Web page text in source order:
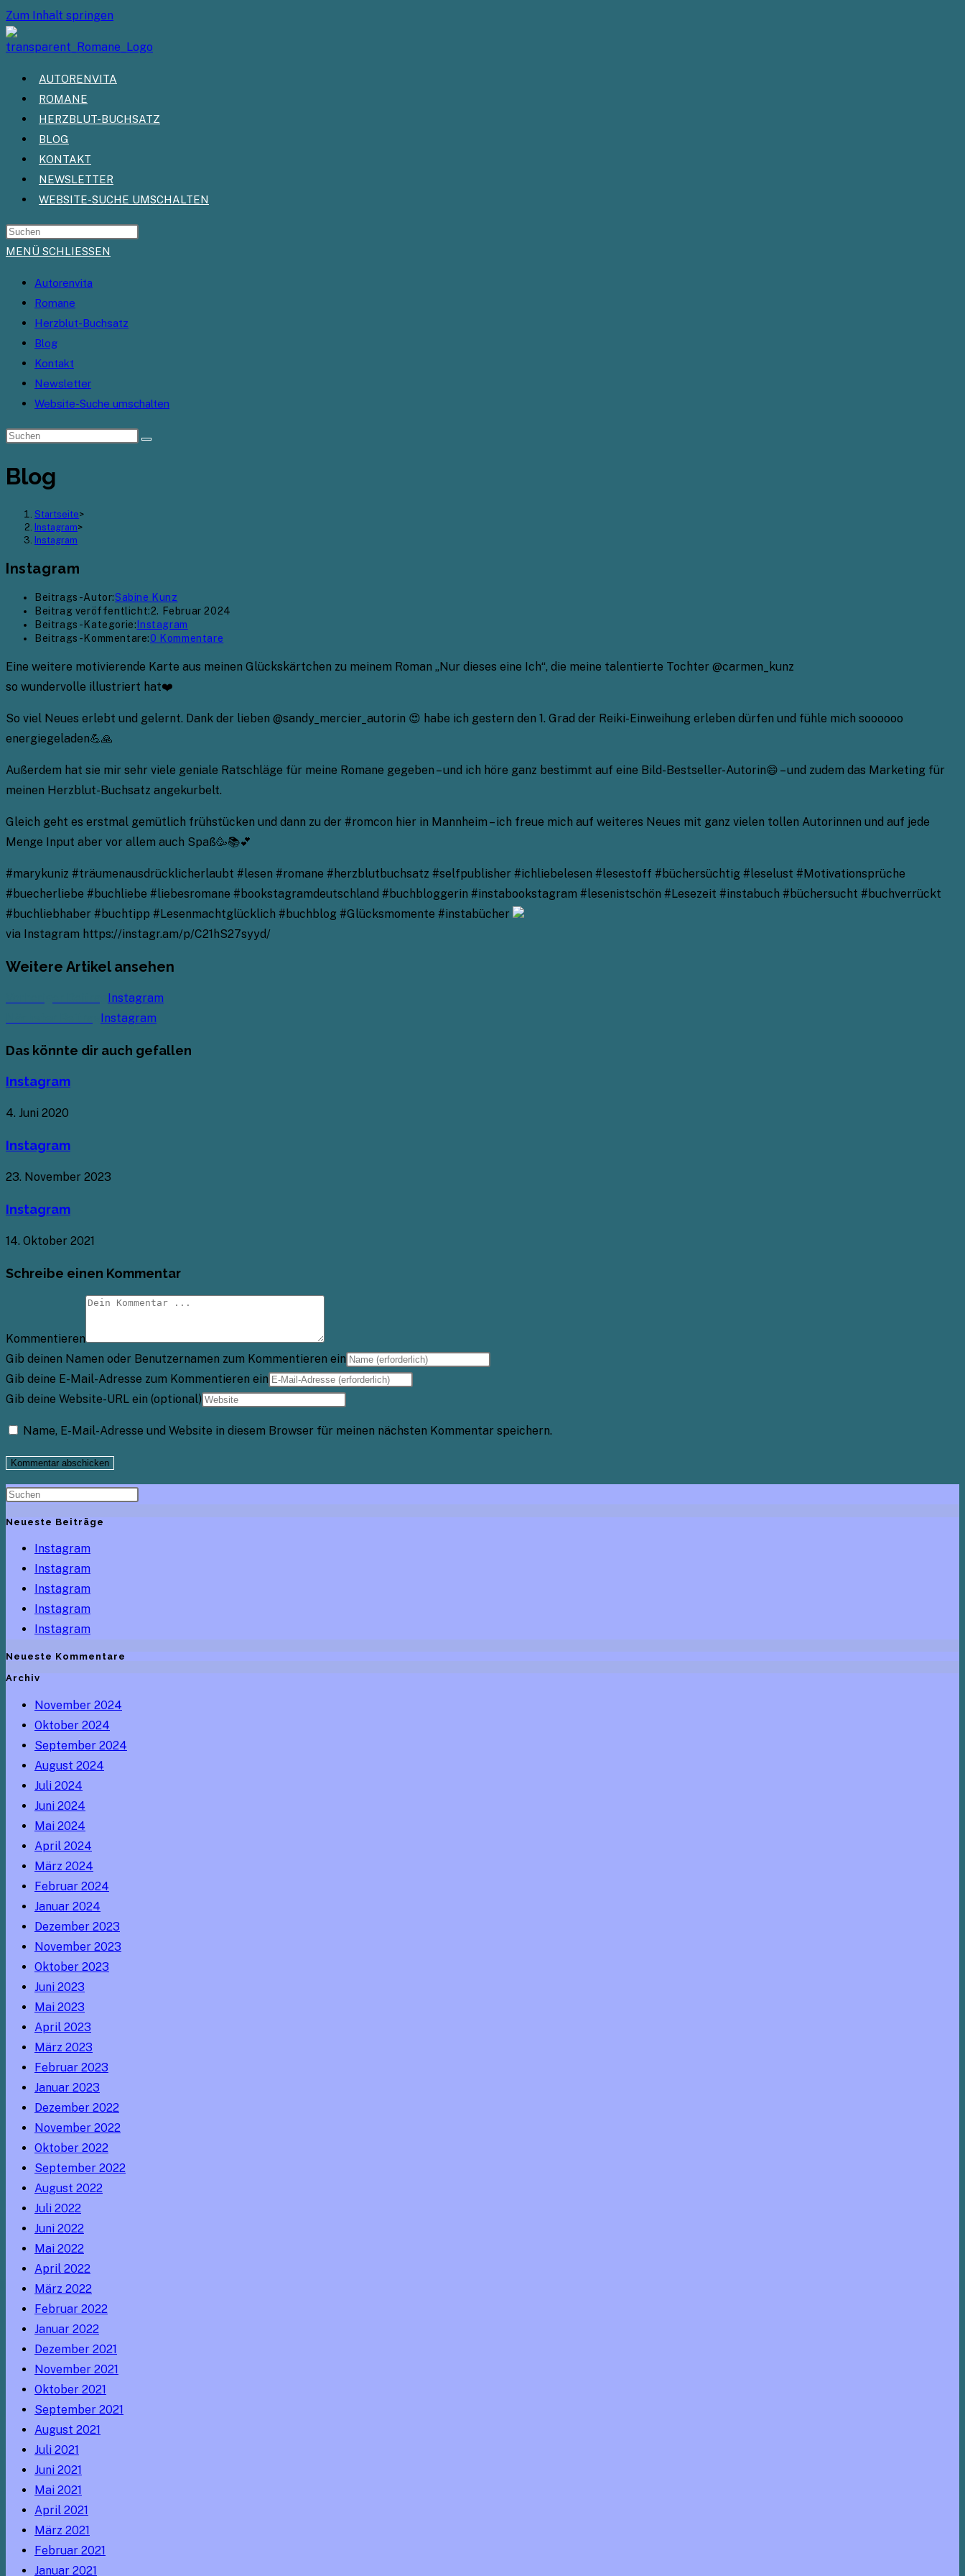
Zum Inhalt springen
AUTORENVITA
ROMANE
HERZBLUT-BUCHSATZ
BLOG
KONTAKT
NEWSLETTER
WEBSITE-SUCHE UMSCHALTEN
MENÜ SCHLIESSEN
Autorenvita
Romane
Herzblut-Buchsatz
Blog
Kontakt
Newsletter
Website-Suche umschalten
Blog
Startseite>
Instagram>
Instagram
Instagram
Beitrags-Autor:Sabine Kunz
Beitrag veröffentlicht:2. Februar 2024
Beitrags-Kategorie: Instagram
Beitrags-Kommentare:0 Kommentare
Eine weitere motivierende Karte aus meinen Glückskärtchen zu meinem Roman „Nur dieses eine Ich“, die meine talentierte Tochter @carmen_kunz
so wundervolle illustriert hat❤️
So viel Neues erlebt und gelernt. Dank der lieben @sandy_mercier_autorin 😍 habe ich gestern den 1. Grad der Reiki-Einweihung erleben dürfen und fühle mich soooooo
energiegeladen💪🙏
Außerdem hat sie mir sehr viele geniale Ratschläge für meine Romane gegeben – und ich höre ganz bestimmt auf eine Bild-Bestseller-Autorin😄 – und zudem das Marketing für
meinen Herzblut-Buchsatz angekurbelt.
Gleich geht es erstmal gemütlich frühstücken und dann zu der #romcon hier in Mannheim – ich freue mich auf weiteres Neues mit ganz vielen tollen Autorinnen und auf jede
Menge Input aber vor allem auch Spaß🥳📚💕
#marykuniz #träumenausdrücklicherlaubt #lesen #romane #herzblutbuchsatz #selfpublisher #ichliebelesen #lesestoff #büchersüchtig #leselust #Motivationsprüche
#buecherliebe #buchliebe #liebesromane #bookstagramdeutschland #buchbloggerin #instabookstagram #lesenistschön #Lesezeit #instabuch #büchersucht #buchverrückt
#buchliebhaber #buchtipp #Lesenmachtglücklich #buchblog #Glücksmomente #instabücher
via Instagram https://instagr.am/p/C21hS27syyd/
Weitere Artikel ansehen
Instagram
Instagram
Das könnte dir auch gefallen
Instagram
4. Juni 2020
Instagram
23. November 2023
Instagram
14. Oktober 2021
Schreibe einen Kommentar
Kommentieren
Gib deinen Namen oder Benutzernamen zum Kommentieren ein
Gib deine E-Mail-Adresse zum Kommentieren ein
Gib deine Website-URL ein (optional)
Name, E-Mail-Adresse und Website in diesem Browser für meinen nächsten Kommentar speichern.
Neueste Beiträge
Instagram
Instagram
Instagram
Instagram
Instagram
Neueste Kommentare
Archiv
November 2024
Oktober 2024
September 2024
August 2024
Juli 2024
Juni 2024
Mai 2024
April 2024
März 2024
Februar 2024
Januar 2024
Dezember 2023
November 2023
Oktober 2023
Juni 2023
Mai 2023
April 2023
März 2023
Februar 2023
Januar 2023
Dezember 2022
November 2022
Oktober 2022
September 2022
August 2022
Juli 2022
Juni 2022
Mai 2022
April 2022
März 2022
Februar 2022
Januar 2022
Dezember 2021
November 2021
Oktober 2021
September 2021
August 2021
Juli 2021
Juni 2021
Mai 2021
April 2021
März 2021
Februar 2021
Januar 2021